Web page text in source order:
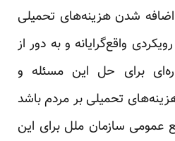
اضافه شدن هزینه‌های تحمیلی
واقع‌گرایانه و به دور از
برای حل این مسئله و
تحمیلی بر مردم باشد
سازمان ملل برای این